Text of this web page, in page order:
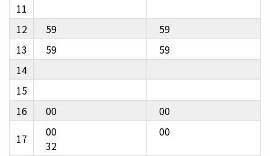
11
12
13
14
15
16
17
59
59
00
00
32
59
59
00
00